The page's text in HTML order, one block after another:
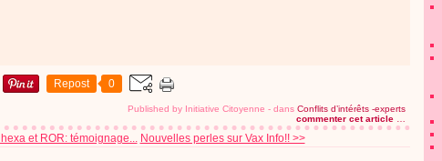
Repost 0
Published by Initiative Citoyenne - dans Conflits d’intérêts -experts
commenter cet article
et ROR: témoignage... Nouvelles perles sur Vax Info!! >>